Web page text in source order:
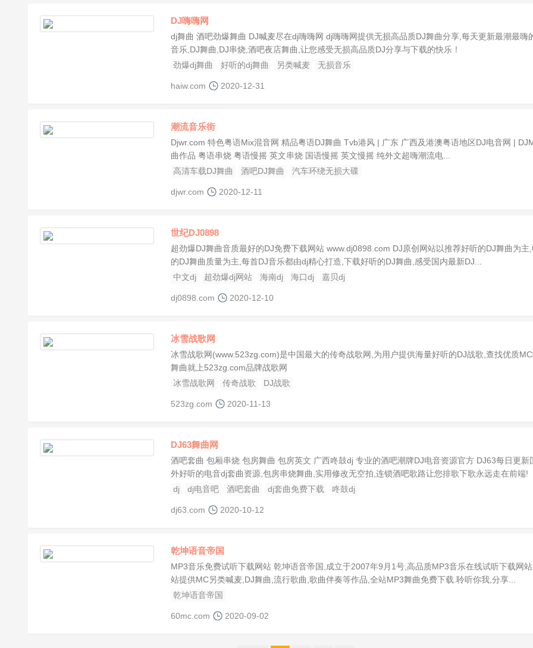
DJ嗨嗨网
dj舞曲 酒吧劲爆舞曲 DJ喊麦尽在dj嗨嗨网 dj嗨嗨网提供无损高品质DJ舞曲分享,每天更新最潮最嗨
音乐,DJ舞曲,DJ串烧,酒吧夜店舞曲,让您感受无损高品质DJ分享与下载的快乐！
劲爆dj舞曲
好听的dj舞曲 另类喊麦 无损音乐
haiw.com 2020-12-31
潮流音乐街
Djwr.com 特色粤语Mix混音网 精品粤语DJ舞曲 Tvb港风 | 广东 广西及港澳粤语地区DJ电音网 |
曲作品 粤语串烧 粤语慢摇 英文串烧 国语慢摇 英文慢摇 纯外文超嗨潮流电...
高清车载DJ舞曲
酒吧DJ舞曲 汽车环绕无损大碟
djwr.com 2020-12-11
世纪DJ0898
超劲爆DJ舞曲音质最好的DJ免费下载网站 www.dj0898.com DJ原创网站以推荐好听的DJ舞曲为主
的DJ舞曲质量为主,每首DJ音乐都由dj精心打造,下载好听的DJ舞曲,感受国内最新DJ...
中文dj
超劲爆dj网站 海南dj 海口dj 嘉贝dj
dj0898.com 2020-12-10
冰雪战歌网
冰雪战歌网(www.523zg.com)是中国最大的传奇战歌网,为用户提供海量好听的DJ战歌,查找优质
舞曲就上523zg.com品牌战歌网
冰雪战歌网
传奇战歌 DJ战歌
523zg.com 2020-11-13
DJ63舞曲网
酒吧套曲 包厢串烧 包房舞曲 包房英文 广西咚鼓dj 专业的酒吧潮牌DJ电音资源官方 DJ63每日更新
外好听的电音dj套曲资源,包房串烧舞曲,实用修改无空拍,连锁酒吧歌路让您排歌下歌永远走在前端!
dj
dj电音吧 酒吧套曲 dj套曲免费下载 咚鼓dj
dj63.com 2020-10-12
乾坤语音帝国
MP3音乐免费试听下载网站 乾坤语音帝国,成立于2007年9月1号,高品质MP3音乐在线试听下载网
站提供MC另类喊麦,DJ舞曲,流行歌曲,歌曲伴奏等作品,全站MP3舞曲免费下载.聆听你我,分享...
乾坤语音帝国
60mc.com 2020-09-02